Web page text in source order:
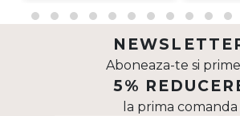
Aboneaza-te si
5%
la prima comanda